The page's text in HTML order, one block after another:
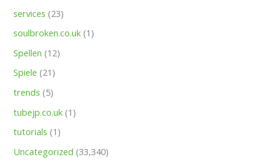
services (23)
soulbroken.co.uk (1)
Spellen (12)
Spiele (21)
trends (5)
tubejp.co.uk (1)
tutorials (1)
Uncategorized (33,340)